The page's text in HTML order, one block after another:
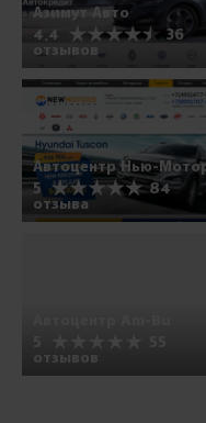
Азимут Авто
4.4
36
отзывов
Автоцентр Нью-
5
84
отзыва
отзывов